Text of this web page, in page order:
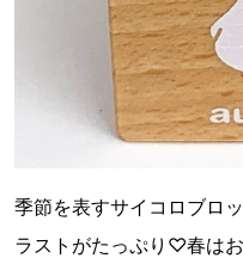
季節を表すサイコロブロ
ラストがたっぷり♡春は